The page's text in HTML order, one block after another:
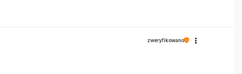
zweryfikowano